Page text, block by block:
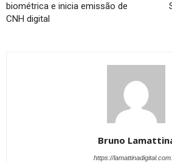
biométrica e inicia emissão de
CNH digital
Bruno
https://